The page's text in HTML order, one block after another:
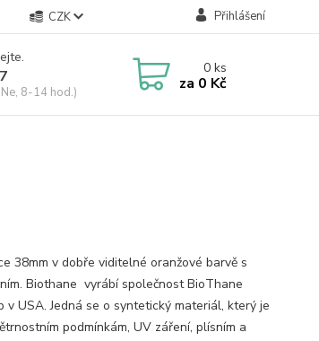
CZK Přihlášení
8-14 hod.)
0ks
za 0 Kč
38mm v dobře viditelné oranžové barvě s
Biothane vyrábí společnost BioThane
v USA. Jedná se o syntetický materiál, který je
podmínkám, UV záření, plísním a